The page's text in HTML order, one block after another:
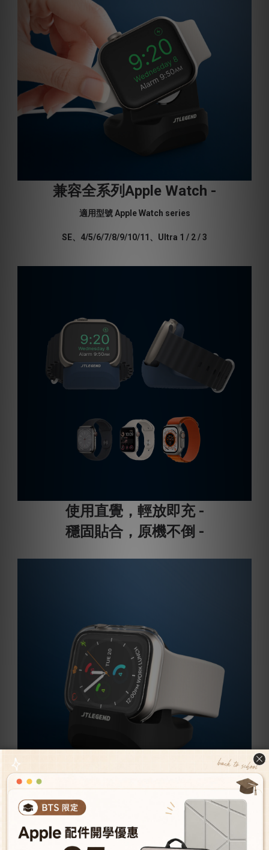
兼容全系列Apple Watch -
適用型號 Apple Watch series
SE、4/5/6/7/8/9/10/11、Ultra 1 / 2 / 3
使用直覺，輕放即充 -
穩固貼合，原機不倒 -
槽孔圓盤量身打造，孔位精準 -
崁入式穿孔設計，充電線收納簡約俐落!